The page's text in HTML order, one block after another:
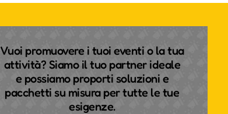
Vuoi promuovere i tuoi eventi o la tua
attività? Siamo il tuo partner ideale
e possiamo proporti soluzioni e
pacchetti su misura per tutte le tue
esigenze.